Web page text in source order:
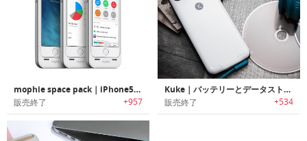
mophie space pack｜iPhone5S/5用内蔵のストレージを持つ電池ケース
販売終了 +957
Kuke｜バッテリーとデータストレージ搭載の薄型iPhoneケース「キューク」
販売終了 +534